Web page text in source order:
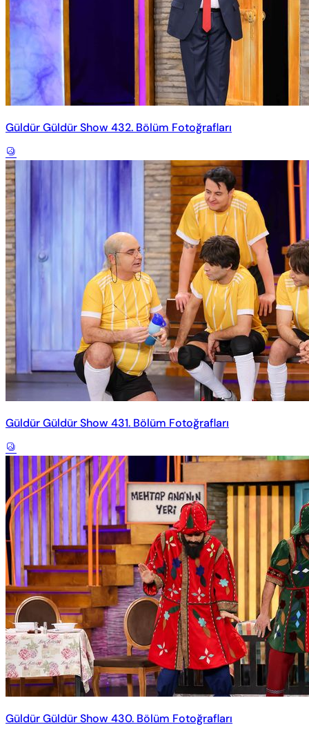
Güldür Güldür Show 432. Bölüm Fotoğrafları
Güldür Güldür Show 431. Bölüm Fotoğrafları
Güldür Güldür Show 430. Bölüm Fotoğrafları